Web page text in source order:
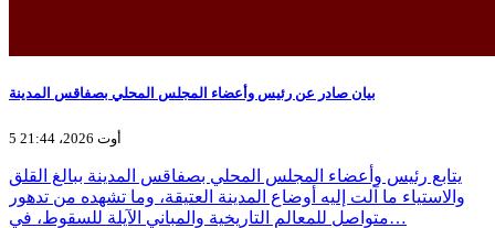
بيان صادر عن رئيس وأعضاء المجلس المحلي بصفاقس المدينة
5 أوت 2026، 21:44
يتابع رئيس وأعضاء المجلس المحلي بصفاقس المدينة ببالغ القلق
والاستياء ما آلت إليه أوضاع المدينة العتيقة، وما تشهده من تدهور
متواصل للمعالم التاريخية والمباني الآيلة للسقوط، في…